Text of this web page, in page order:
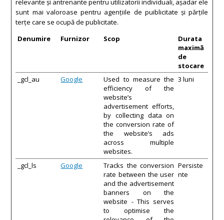
relevante şi antrenante pentru utilizatorii individuali, aşadar ele
sunt mai valoroase pentru agenţiile de puiblicitate şi părţile
terţe care se ocupă de publicitate.
Denumire
Furnizor Scop
Durata
maximă
de
stocare
_gcl_au
Google
Used to measure the
efficiency of the
website’s
advertisement efforts,
by collecting data on
the conversion rate of
the website’s ads
across multiple
websites.
3 luni
_gcl_ls Google
Tracks the conversion
rate between the user
and the advertisement
banners on the
website - This serves
to optimise the
Persiste
nte